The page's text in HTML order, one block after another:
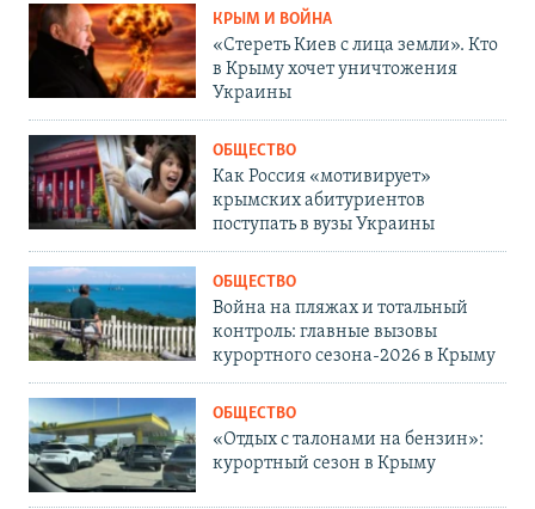
КРЫМ И ВОЙНА
«Стереть Киев с лица земли». Кто
в Крыму хочет уничтожения
Украины
ОБЩЕСТВО
Как Россия «мотивирует»
крымских абитуриентов
поступать в вузы Украины
ОБЩЕСТВО
Война на пляжах и тотальный
контроль: главные вызовы
курортного сезона-2026 в Крыму
ОБЩЕСТВО
«Отдых с талонами на бензин»:
курортный сезон в Крыму